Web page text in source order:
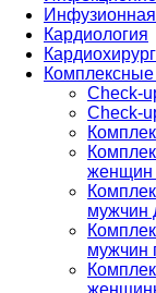
Кардиология
Check-
Check-
женщин
мужчин
мужчин